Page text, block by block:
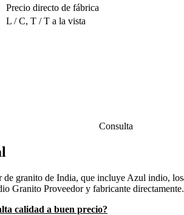
Precio directo de fábrica
L / C, T / T a la vista
Consulta
granito de India, que incluye Azul indio,
Granito Proveedor y fabricante directamente.
calidad a buen precio?